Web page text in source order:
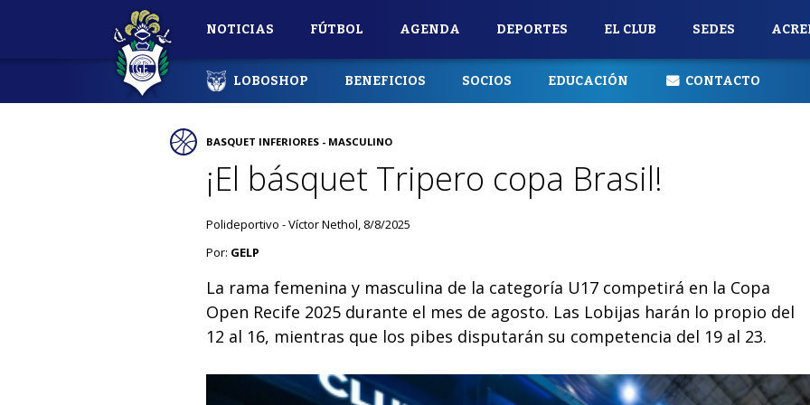
NOTICIAS FÚTBOL AGENDA DEPORTES EL CLUB SEDES
LOBOSHOP BENEFICIOS SOCIOS EDUCACIÓN CONTACTO
BASQUET INFERIORES - MASCULINO
¡El básquet Tripero copa Brasil!
Polideportivo - Víctor Nethol, 8/8/2025
Por: GELP
La rama femenina y masculina de la categoría U17 competirá en la Copa
Open Recife 2025 durante el mes de agosto. Las Lobijas harán lo propio del
12 al 16, mientras que los pibes disputarán su competencia del 19 al 23.